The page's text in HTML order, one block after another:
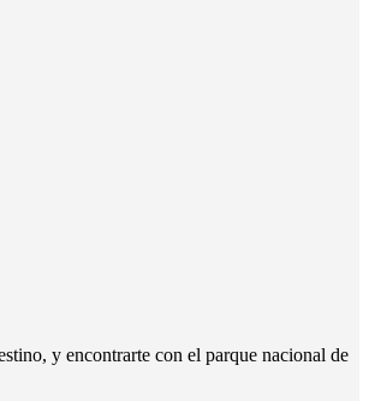
y encontrarte con el parque nacional de